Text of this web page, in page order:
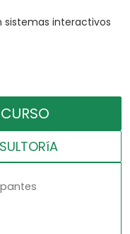
sistemas interactivos